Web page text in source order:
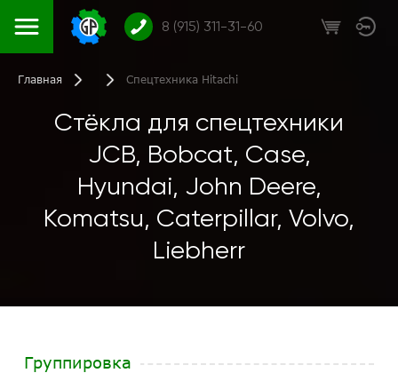
8 (915) 311-31-60
Главная Спецтехника Hitachi
Стёкла для спецтехники
JCB, Bobcat, Case,
Hyundai, John Deere,
Komatsu, Caterpillar, Volvo,
Liebherr
Группировка